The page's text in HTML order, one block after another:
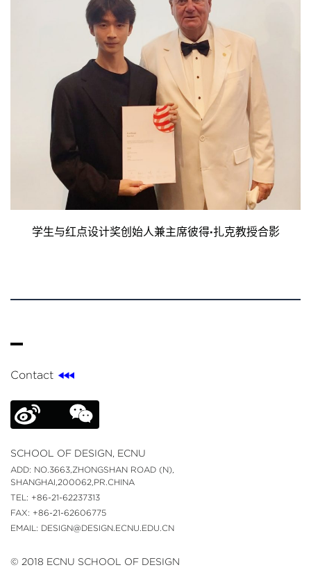
学生与红点设计奖创始人兼主席彼得·扎克教授合影
Contact
SCHOOL OF DESIGN, ECNU
ADD: NO.3663,ZHONGSHAN ROAD (N),
SHANGHAI,200062,PR.CHINA
TEL: +86-21-62237313
FAX: +86-21-62606775
EMAIL: DESIGN@DESIGN.ECNU.EDU.CN
© 2018 ECNU SCHOOL OF DESIGN